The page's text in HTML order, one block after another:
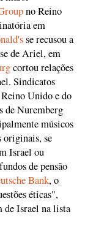
no Reino
em
se recusou a
de Ariel, em
cortou relações
Sindicatos
Unido e do
de Nuremberg
músicos
originais, se
Israel ou
de pensão
Bank, o
éticas",
de Israel na lista